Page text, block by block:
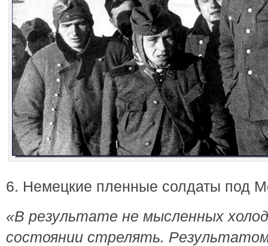
6. Немецкие пленные солдаты под
«В результате не мысленных
состоянии стрелять.